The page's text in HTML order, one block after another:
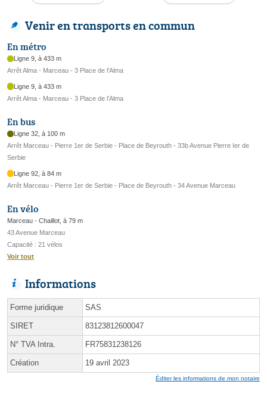
Venir en transports en commun
En métro
Ligne 9, à 433 m
Arrêt Alma - Marceau - 3 Place de l'Alma
Ligne 9, à 433 m
Arrêt Alma - Marceau - 3 Place de l’Alma
En bus
Ligne 32, à 100 m
Arrêt Marceau - Pierre 1er de Serbie - Place de Beyrouth - 33b Avenue Pierre Ier de
Serbie
Ligne 92, à 84 m
Arrêt Marceau - Pierre 1er de Serbie - Place de Beyrouth - 34 Avenue Marceau
En vélo
Marceau - Chaillot, à 79 m
43 Avenue Marceau
Capacité : 21 vélos
Voir tout
Informations
Forme juridique SAS
SIRET 83123812600047
N° TVA Intra. FR75831238126
Création 19 avril 2023
Éditer les informations de mon notaire